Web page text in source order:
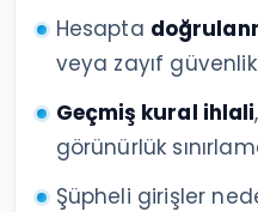
Hesapta
veya zayıf
Geçmiş kural ihlali
görünürlük
Şüpheli girişler